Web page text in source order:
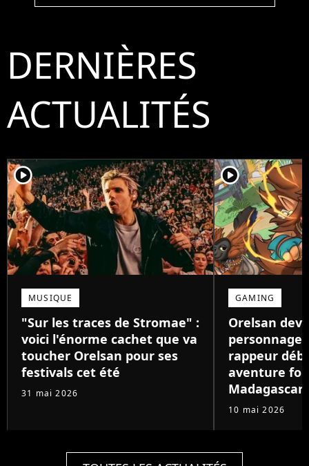
DERNIÈRES
ACTUALITÉS
player2
MUSIQUE
"Sur les traces de Stromae" :
voici l'énorme cachet que va
toucher Orelsan pour ses
festivals cet été
31 mai 2026
player2
GAMING
Orelsan
personnage
rappeur
aventure
Madagascar
10 mai 2026